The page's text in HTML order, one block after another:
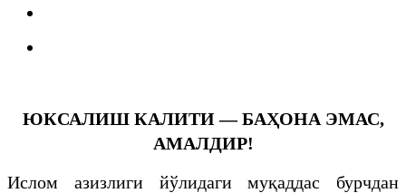
ЮКСАЛИШ КАЛИТИ — БАҲОНА ЭМАС,
АМАЛДИР!
Ислом азизлиги йўлидаги муқаддас бурчдан